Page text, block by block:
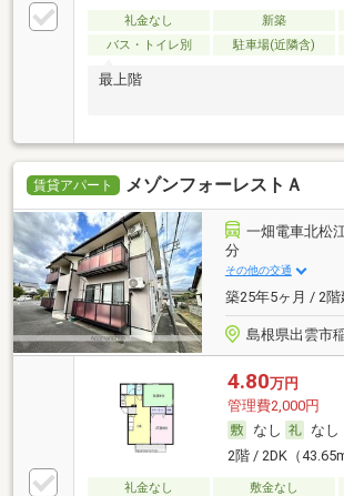
礼金なし 新築
バス・トイレ別
駐車場(近隣含)
最上階
賃貸アパート メゾンフォーレストＡ
一畑電車北松
分
その他の交通
築25年5ヶ月 / 2階
島根県出雲市
4.80万円
管理費2,000円
なし
なし
2階 / 2DK（
礼金なし 敷金なし